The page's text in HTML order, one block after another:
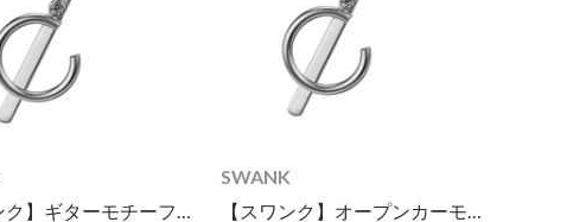
SWANK